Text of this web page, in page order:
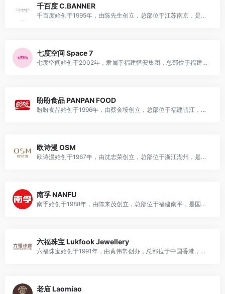
千百度 C.BANNER
千百度始创于1995年，由陈先生创立，总部位于江苏南京，是国民知名鞋履品牌，主营男女鞋、童鞋、手袋等产品，兼具多元业务，是国内中高档鞋履行业龙头品牌。
七度空间 Space 7
七度空间始创于2002年，隶属于福建恒安集团，总部位于福建晋江，是国民知名女性护理品牌，主营卫生巾、护垫、安睡裤等产品，兼具多元业务，是国内女性护理行业龙头品牌。
盼盼食品 PANPAN FOOD
盼盼食品始创于1996年，由蔡金垵创立，总部位于福建晋江，是国民知名休闲食品品牌，主营烘焙、膨化、饮料等休闲食品，兼具多元业务，是国家农业产业化重点龙头企业。
欧诗漫 OSM
欧诗漫始创于1967年，由沈志荣创立，总部位于浙江湖州，是国民知名护肤品牌，主营珍珠护肤、彩妆、身体护理等美妆护肤产品，兼具零售、批发等多元业务。
南孚 NANFU
南孚始创于1988年，由陈来茂创立，总部位于福建南平，是国民知名电池品牌，主营碱性电池、充电电池、充电宝、电池充电器等能源产品，兼具零售、批发等多元业务。
六福珠宝 Lukfook Jewellery
六福珠宝始创于1991年，由黄伟常创办，总部位于中国香港，是国际知名黄金珠宝品牌，主营黄铂金首饰、钻石、玉器、珠宝首饰及钟表等产品，兼具零售、批发、商标授权等多元业务。
老庙 Laomiao